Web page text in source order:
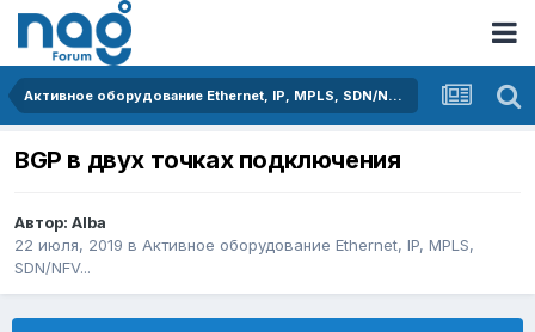
Активное оборудование Ethernet, IP, MPLS, SDN/NFV...
BGP в двух точках подключения
Автор: Alba
22 июля, 2019 в Активное оборудование Ethernet, IP, MPLS,
SDN/NFV...